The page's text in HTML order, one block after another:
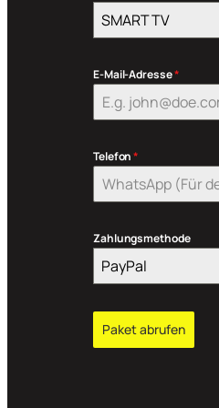
SMART TV
E-Mail-Adresse*
Telefon*
Zahlungsmethode
PayPal
Paket abrufen